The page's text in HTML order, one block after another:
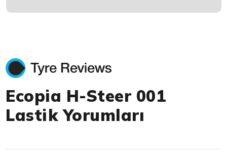
Ecopia H-Steer 001
Lastik Yorumları